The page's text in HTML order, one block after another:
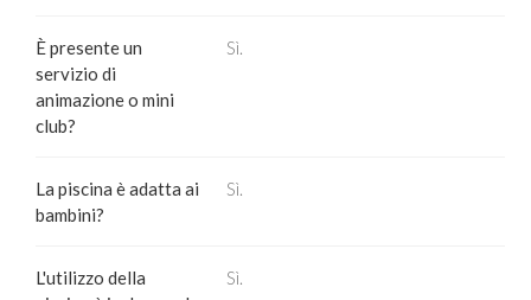
È presente un
servizio di
animazione o mini
club?
Sì.
La piscina è adatta ai
bambini?
Sì.
L'utilizzo della
Sì.